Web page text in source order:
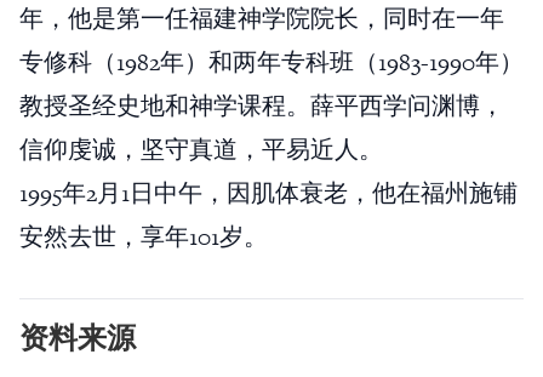
年，他是第一任福建神学院院长，同时在一年
专修科（1982年）和两年专科班（1983-1990年）
教授圣经史地和神学课程。薛平西学问渊博，
信仰虔诚，坚守真道，平易近人。
1995年2月1日中午，因肌体衰老，他在福州施铺
安然去世，享年101岁。
资料来源